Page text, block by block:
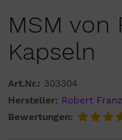
MSM von
Kapseln
Art.Nr.: 303304
Hersteller: Robert Franz
Bewertungen: